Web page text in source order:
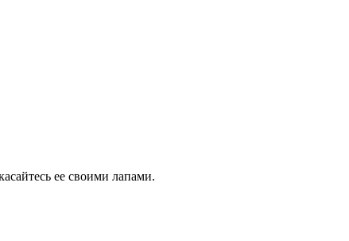
ее своими лапами.